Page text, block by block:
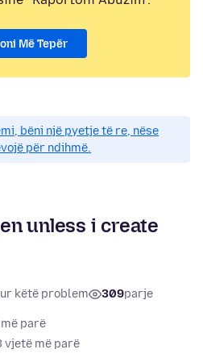
Më Tepër
bëni një pyetje të re, nëse
për ndihmë.
unless i create
këtë problem 309parje
parë
vjetë më parë